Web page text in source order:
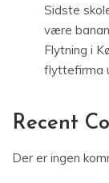
Sidste
være
Flytning i
flyttefirma
Recent
Der er ingen